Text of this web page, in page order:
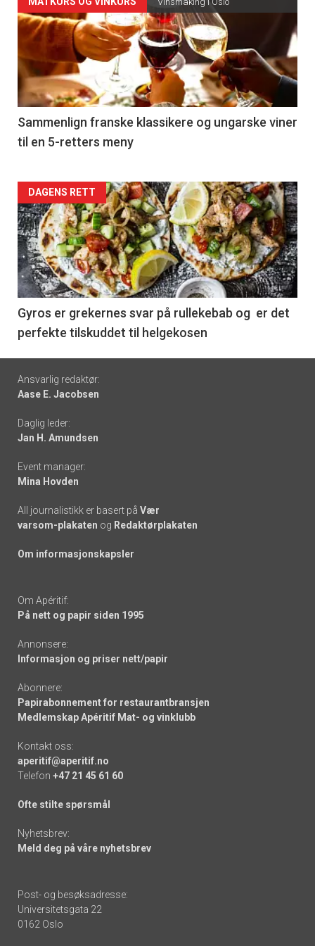
Forsiden
akkurat
nå
-
5
Sammenlign franske klassikere og ungarske viner
til en 5-retters meny
Forsiden
akkurat
nå
-
6
DAGENS RETT
Gyros er grekernes svar på rullekebab og er det
perfekte tilskuddet til helgekosen
Footer
-
links
Ansvarlig redaktør:
Aase E. Jacobsen
Daglig leder:
Jan H. Amundsen
Event manager:
Mina Hovden
All journalistikk er basert på Vær
varsom-plakaten og Redaktørplakaten
Om informasjonskapsler
Om Apéritif:
På nett og papir siden 1995
Annonsere:
Informasjon og priser nett/papir
Abonnere:
Papirabonnement for restaurantbransjen
Medlemskap Apéritif Mat- og vinklubb
Kontakt oss:
aperitif@aperitif.no
Telefon +47 21 45 61 60
Ofte stilte spørsmål
Nyhetsbrev:
Meld deg på våre nyhetsbrev
Post- og besøksadresse:
Universitetsgata 22
0162 Oslo